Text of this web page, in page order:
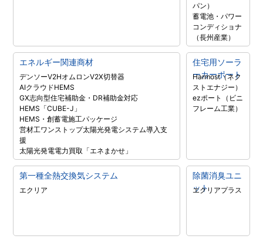
パン）
蓄電池・パワー
コンディショナ
（長州産業）
エネルギー関連商材
デンソーV2HオムロンV2X切替器
AIクラウドHEMS
GX志向型住宅補助金・DR補助金対応
HEMS「CUBE-J」
HEMS・創蓄電施工パッケージ
営材工ワンストップ太陽光発電システム導入支
援
太陽光発電電力買取「エネまかせ」
住宅用ソーラ
ーカーポート
Harmost（ネク
ストエナジー）
ezポート（ビニ
フレーム工業）
第一種全熱交換気システム
エクリア
除菌消臭ユニ
ット
エクリアプラス